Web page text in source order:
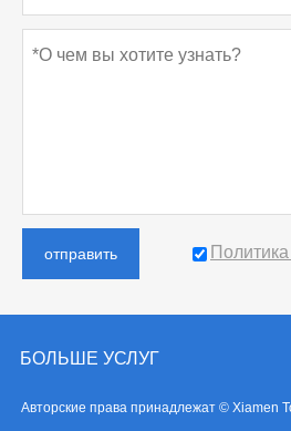
отправить
БОЛЬШЕ УСЛУГ
Авторские права принадлежат © Xiamen